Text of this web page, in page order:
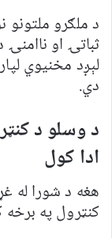
د ملګرو
ثباتۍ او
لېږد مخنیوي
دي.
د وسلو د
ادا کول
هغه د شورا له
کنټرول په